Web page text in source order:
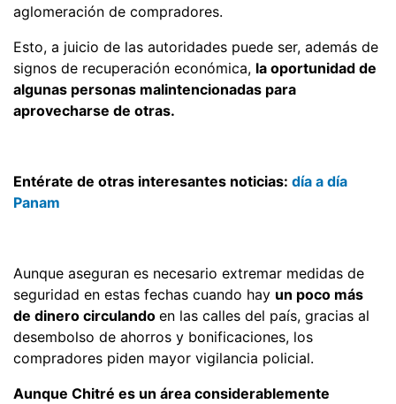
aglomeración de compradores.
Esto, a juicio de las autoridades puede ser, además de
signos de recuperación económica, la oportunidad de
algunas personas malintencionadas para
aprovecharse de otras.
Entérate de otras interesantes noticias: día a día
Panam
Aunque aseguran es necesario extremar medidas de
seguridad en estas fechas cuando hay un poco más
de dinero circulando en las calles del país, gracias al
desembolso de ahorros y bonificaciones, los
compradores piden mayor vigilancia policial.
Aunque Chitré es un área considerablemente